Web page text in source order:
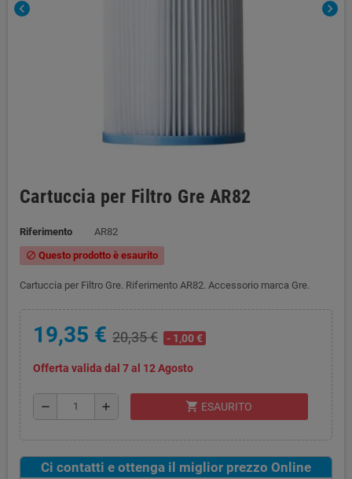
chevron_left chevron_right
Cartuccia per Filtro Gre AR82
Riferimento AR82
block Questo prodotto è esaurito
Cartuccia per Filtro Gre. Riferimento AR82. Accessorio marca Gre.
19,35 € 20,35 € - 1,00 €
Offerta valida dal 7 al 12 Agosto
remove add shopping_cart ESAURITO
Ci contatti e ottenga il miglior prezzo Online